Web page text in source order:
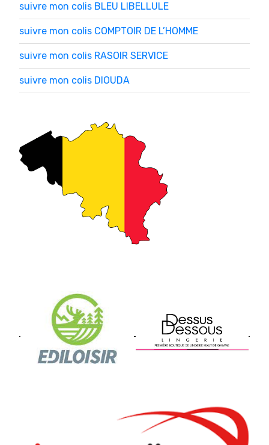
suivre mon colis BLEU LIBELLULE
suivre mon colis COMPTOIR DE L’HOMME
suivre mon colis RASOIR SERVICE
suivre mon colis DIOUDA